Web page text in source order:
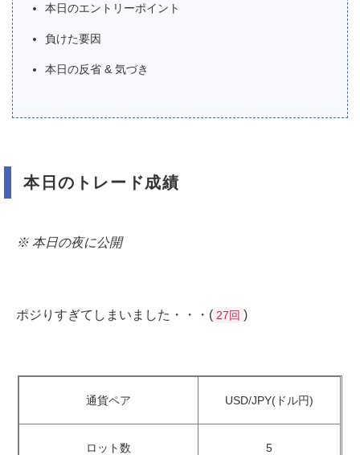
本日のエントリーポイント
負けた要因
本日の反省 & 気づき
本日のトレード成績
※ 本日の夜に公開
ポジりすぎてしまいました・・・( 27回 )
通貨ペア USD/JPY(ドル円)
ロット数 5